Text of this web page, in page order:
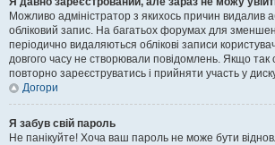
Можливо адміністратор з якихось причин видалив
обліковий запис. На багатьох форумах для
періодично видаляються облікові записи
довгого часу не створювали повідомлень. Якщо так
повторно зареєструватись і прийняти участь у
Догори
Я забув свій пароль
Не панікуйте! Хоча ваш пароль не може бути